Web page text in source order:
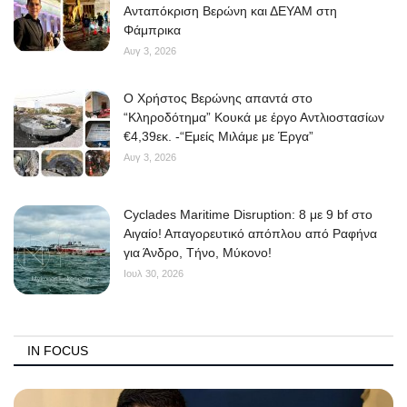
Ανταπόκριση Βερώνη και ΔΕΥΑΜ στη
Φάμπρικα
Αυγ 3, 2026
O Χρήστος Βερώνης απαντά στο
“Κληροδότημα” Κουκά με έργο Αντλιοστασίων
€4,39εκ. -“Εμείς Μιλάμε με Έργα”
Αυγ 3, 2026
Cyclades Maritime Disruption: 8 με 9 bf στο
Αιγαίο! Απαγορευτικό απόπλου από Ραφήνα
για Άνδρο, Τήνο, Μύκονο!
Ιουλ 30, 2026
IN FOCUS